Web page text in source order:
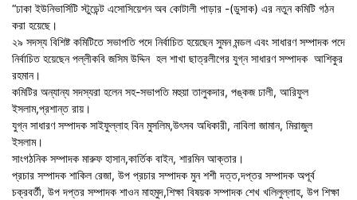
“ঢাকা ইউনিভার্সিটি স্টুডেন্ট এসোসিয়েশন অব কোটালী পাড়ার -(ডুসাক) এর নতুন কমিটি গঠন
করা হয়েছে।
২৯ সদস্য বিশিষ্ট কমিটিতে সভাপতি পদে নির্বাচিত হয়েছেন সুমন মন্ডল এবং সাধারণ সম্পাদক পদে
নির্বাচিত হয়েছেন পল্লীকবি জসিম উদ্দিন হল শাখা ছাত্রলীগের যুগ্ন সাধারণ সম্পাদক আশিকুর
রহমান।
কমিটির অন্যান্য সদস্যরা হলেন সহ-সভাপতি মহুয়া তালুকদার, পঙ্কজ ঢালী, আরিফুল
ইসলাম,প্রশান্ত রায়।
যুগ্ন সাধারণ সম্পাদক সাইফুল্লাহ বিন মুসলিম,উৎসব অধিকারী, নাবিলা জামান, মিরাজুল
ইসলাম।
সাংগঠনিক সম্পাদক মারুফ হাসান,কার্তিক বাইন, শারমিন আক্তার।
প্রচার সম্পাদক শাকিল রেজা, উপ প্রচার সম্পাদক মুন শশী দত্ত,দপ্তর সম্পাদক অপূর্ব
চক্রবর্তী, উপ দপ্তর সম্পাদক শাওন মাহমুদ,শিক্ষা বিষয়ক সম্পাদক শেখ খলিলুল্লাহ, উপ শিক্ষা